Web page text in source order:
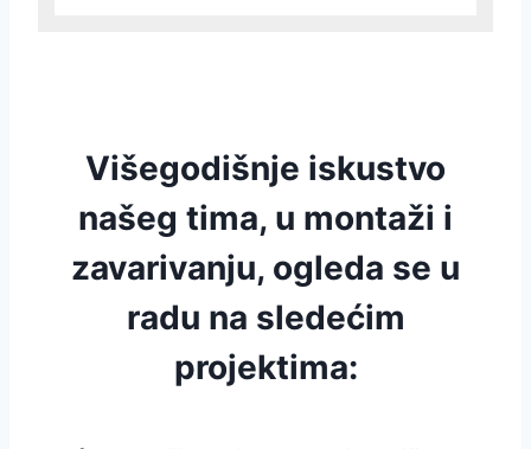
Višegodišnje iskustvo
našeg tima, u montaži i
zavarivanju, ogleda se u
radu na sledećim
projektima: